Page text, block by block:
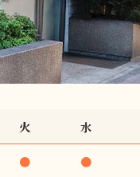
火 水
● ●